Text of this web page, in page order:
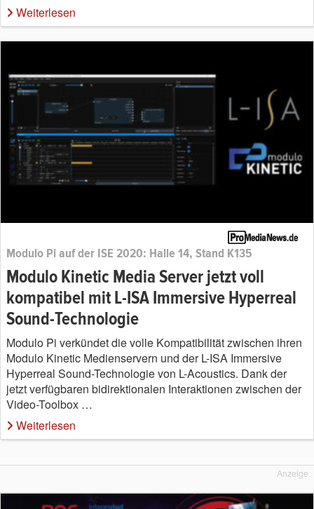
Weiterlesen
Modulo Pi auf der ISE 2020: Halle 14, Stand K135
Modulo Kinetic Media Server jetzt voll
kompatibel mit L-ISA Immersive Hyperreal
Sound-Technologie
Modulo Pi verkündet die volle Kompatibilität zwischen ihren
Modulo Kinetic Medienservern und der L-ISA Immersive
Hyperreal Sound-Technologie von L-Acoustics. Dank der
jetzt verfügbaren bidirektionalen Interaktionen zwischen der
Video-Toolbox …
Weiterlesen
Anzeige